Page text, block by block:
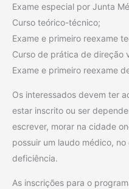
Exame especial por Junta
Curso teórico-técnico;
Exame e primeiro reexame
Curso de prática de direção
Exame e primeiro reexame
Os interessados devem ter
estar inscrito ou ser
escrever, morar na cidade
possuir um laudo médico,
deficiência.
As inscrições para o